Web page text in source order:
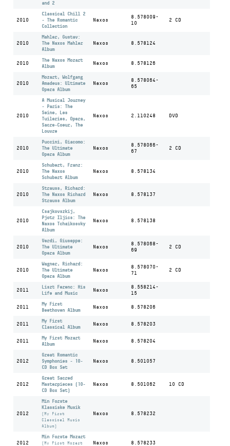
and 2
2010
Classical Chill 2
- The Romantic
Collection
Naxos
8.578009-
10
2 CD
2010
Mahler, Gustav:
The Naxos Mahler
Album
Naxos 8.578124
2010
The Naxos Mozart
Album
Naxos 8.578126
2010
Mozart, Wolfgang
Amadeus: Ultimate
Opera Album
Naxos
8.578064-
65
2010
A Musical Journey
- Paris: The
Seine, Les
Tuileries, Opera,
Sacre-Coeur, The
Louvre
Naxos 2.110248 DVD
2010
Puccini, Giacomo:
The Ultimate
Opera Album
Naxos
8.578066-
67
2 CD
2010
Schubert, Franz:
The Naxos
Schubert Album
Naxos 8.578134
2010
Strauss, Richard:
The Naxos Richard
Strauss Album
Naxos 8.578137
2010
Csajkovszkij,
Pjotr Iljics: The
Naxos Tchaikosvky
Album
Naxos 8.578138
2010
Verdi, Giuseppe:
The Ultimate
Opera Album
Naxos
8.578068-
69
2 CD
2010
Wagner, Richard:
The Ultimate
Opera Album
Naxos
8.578070-
71
2 CD
2011
Liszt Ferenc: His
Life and Music
Naxos
8.558214-
15
2011
My First
Beethoven Album
Naxos 8.578206
2011
My First
Classical Album
Naxos 8.578203
2011
My First Mozart
Album
Naxos 8.578204
2012
Great Romantic
Symphonies - 10-
CD Box Set
Naxos 8.501057
2012
Great Sacred
Masterpieces (10-
CD Box Set)
Naxos 8.501062 10 CD
2012
Min Forste
Klassiske Musik
(My First
Classical Music
Album)
Naxos 8.578232
2012
Min Forste Mozart
(My First Mozart
Naxos 8.578233